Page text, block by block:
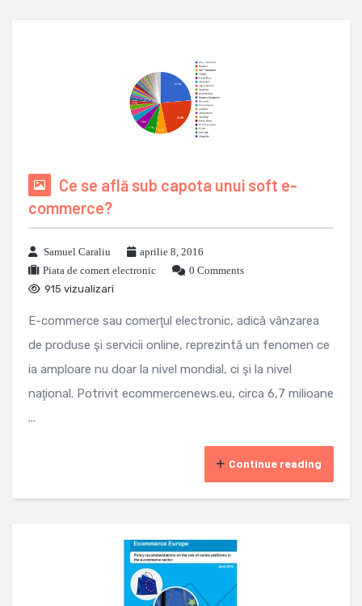
Ce se află sub capota unui soft e-
commerce?
Samuel Caraliu
aprilie 8, 2016
Piata de comert electronic
0 Comments
915 vizualizari
E-commerce sau comerţul electronic, adică vânzarea
de produse şi servicii online, reprezintă un fenomen ce
ia amploare nu doar la nivel mondial, ci şi la nivel
naţional. Potrivit ecommercenews.eu, circa 6,7 milioane
...
Continue reading